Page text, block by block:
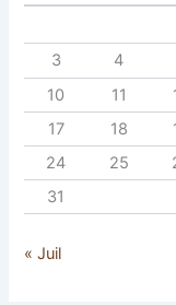
3
4
10
11
17
18
24
25
31
« Juil